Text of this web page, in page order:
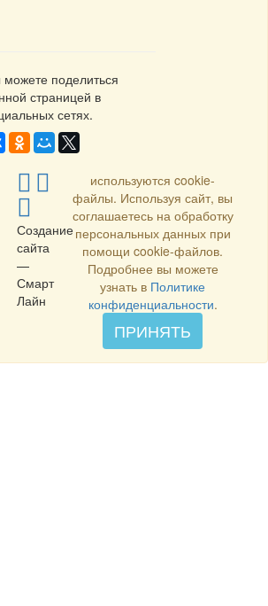
поделиться
страницей в
сетях.
Создание
сайта
—
Смарт
Лайн
используются cookie-
файлы. Используя сайт, вы
соглашаетесь на обработку
персональных данных при
помощи cookie-файлов.
Подробнее вы можете
узнать в Политике
конфиденциальности.
ПРИНЯТЬ